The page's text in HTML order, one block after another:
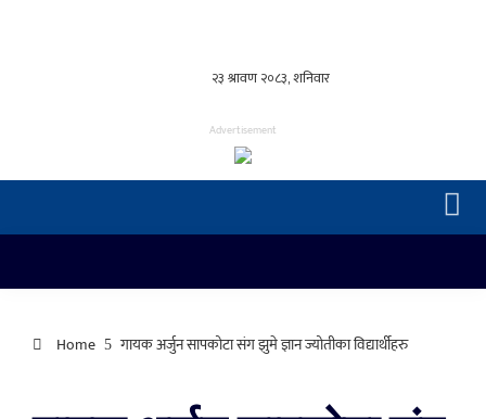
Advertisement
Home गायक अर्जुन सापकोटा संग झुमे ज्ञान ज्योतीका विद्यार्थीहरु